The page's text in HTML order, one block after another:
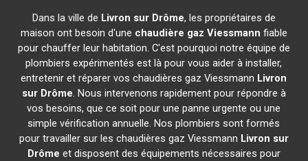
Dans la ville de Livron sur Drôme, les propriétaires de
maison ont besoin d'une chaudière gaz Viessmann fiable
pour chauffer leur habitation. C'est pourquoi notre équipe de
plombiers expérimentés est là pour vous aider à installer,
entretenir et réparer vos chaudières gaz Viessmann Livron
sur Drôme. Nous intervenons rapidement pour répondre à
vos besoins, que ce soit pour une panne urgente ou une
simple vérification annuelle. Nos plombiers sont formés
pour travailler sur les chaudières gaz Viessmann Livron sur
Drôme et disposent des équipements nécessaires pour